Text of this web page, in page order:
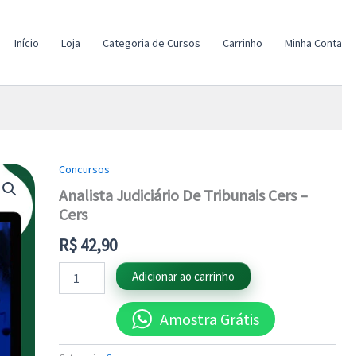
Início Loja Categoria de Cursos Carrinho Minha Conta
Concursos
Analista Judiciário De Tribunais Cers –
Cers
R$42,90
Analista
Judiciário
De
Tribunais
Cers
-
Cers
quantidade
Adicionar ao carrinho
Amostra Grátis